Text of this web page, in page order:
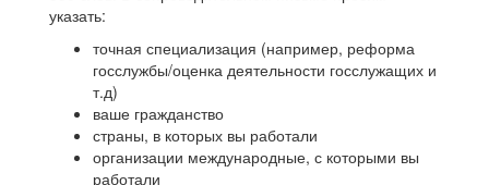
указать:
точная специализация (например, реформа
госслужбы/оценка деятельности госслужащих и
т.д)
ваше гражданство
страны, в которых вы работали
организации международные, с которыми вы
работали